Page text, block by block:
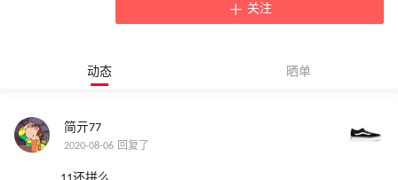
关注
动态 晒单
简亓77
2020-08-06 回复了